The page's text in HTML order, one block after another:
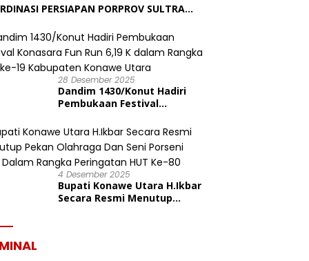
PERSIAPAN PORPROV SULTRA
28 Desember 2025
Dandim 1430/Konut Hadiri
Pembukaan Festival
dalam Rangka HUT ke-19
Kabupaten Konawe Utara
4 Desember 2025
Bupati Konawe Utara H.Ikbar
Secara Resmi Menutup